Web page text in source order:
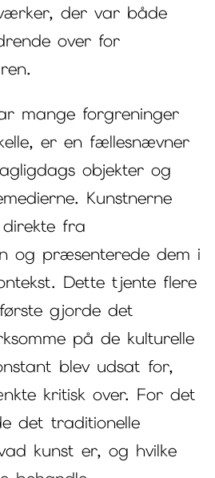
der var både
over for
mange forgreninger
er en fællesnævner
objekter og
Kunstnerne
fra
og præsenterede dem i
Dette tjente flere
gjorde det
på de kulturelle
blev udsat for,
kritisk over. For det
det traditionelle
kunst er, og hvilke